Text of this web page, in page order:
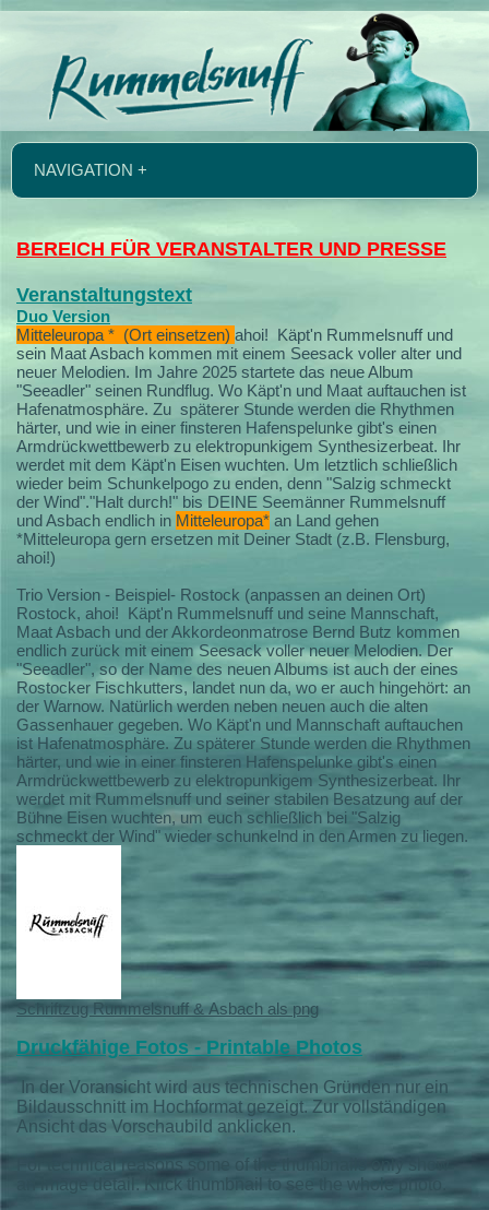
NAVIGATION +
BEREICH FÜR VERANSTALTER UND PRESSE
Veranstaltungstext
Duo Version
Mitteleuropa * (Ort einsetzen) ahoi! Käpt'n Rummelsnuff und
sein Maat Asbach kommen mit einem Seesack voller alter und
neuer Melodien. Im Jahre 2025 startete das neue Album
"Seeadler" seinen Rundflug. Wo Käpt'n und Maat auftauchen ist
Hafenatmosphäre. Zu späterer Stunde werden die Rhythmen
härter, und wie in einer finsteren Hafenspelunke gibt's einen
Armdrückwettbewerb zu elektropunkigem Synthesizerbeat. Ihr
werdet mit dem Käpt'n Eisen wuchten. Um letztlich schließlich
wieder beim Schunkelpogo zu enden, denn "Salzig schmeckt
der Wind"."Halt durch!" bis DEINE Seemänner Rummelsnuff
und Asbach endlich in Mitteleuropa* an Land gehen
*Mitteleuropa gern ersetzen mit Deiner Stadt (z.B. Flensburg,
ahoi!)
Trio Version - Beispiel- Rostock (anpassen an deinen Ort)
Rostock, ahoi! Käpt'n Rummelsnuff und seine Mannschaft,
Maat Asbach und der Akkordeonmatrose Bernd Butz kommen
endlich zurück mit einem Seesack voller neuer Melodien. Der
"Seeadler", so der Name des neuen Albums ist auch der eines
Rostocker Fischkutters, landet nun da, wo er auch hingehört: an
der Warnow. Natürlich werden neben neuen auch die alten
Gassenhauer gegeben. Wo Käpt'n und Mannschaft auftauchen
ist Hafenatmosphäre. Zu späterer Stunde werden die Rhythmen
härter, und wie in einer finsteren Hafenspelunke gibt's einen
Armdrückwettbewerb zu elektropunkigem Synthesizerbeat. Ihr
werdet mit Rummelsnuff und seiner stabilen Besatzung auf der
Bühne Eisen wuchten, um euch schließlich bei "Salzig
schmeckt der Wind" wieder schunkelnd in den Armen zu liegen.
Schriftzug Rummelsnuff & Asbach als png
Druckfähige Fotos - Printable Photos
In der Voransicht wird aus technischen Gründen nur ein
Bildausschnitt im Hochformat gezeigt. Zur vollständigen
Ansicht das Vorschaubild anklicken.
For technical reasons some of the thumbnails only show
an image detail. Klick thumbnail to see the whole photo.